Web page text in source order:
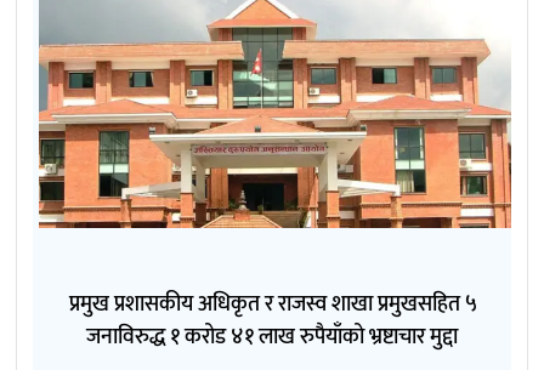
प्रमुख प्रशासकीय अधिकृत र राजस्व शाखा प्रमुखसहित ५
जनाविरुद्ध १ करोड ४१ लाख रुपैयाँको भ्रष्टाचार मुद्दा